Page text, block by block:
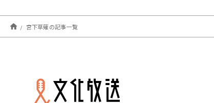
宮下草薙の記事一覧